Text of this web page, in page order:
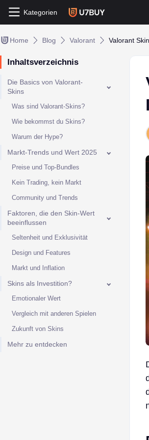
Kategorien
Home Blog Valorant Valorant
Inhaltsverzeichnis
Die Basics von Valorant-
Skins
Was sind Valorant-Skins?
Wie bekommst du Skins?
Warum der Hype?
Markt-Trends und Wert 2025
Preise und Top-Bundles
Kein Trading, kein Markt
Community und Trends
Faktoren, die den Skin-Wert
beeinflussen
Seltenheit und Exklusivität
Design und Features
Markt und Inflation
Skins als Investition?
Emotionaler Wert
Vergleich mit anderen Spielen
Zukunft von Skins
Mehr zu entdecken